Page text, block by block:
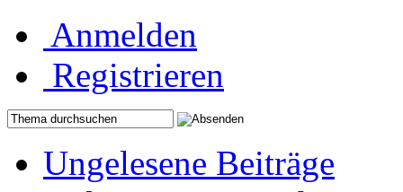
Anmelden
Registrieren
Ungelesene Beiträge